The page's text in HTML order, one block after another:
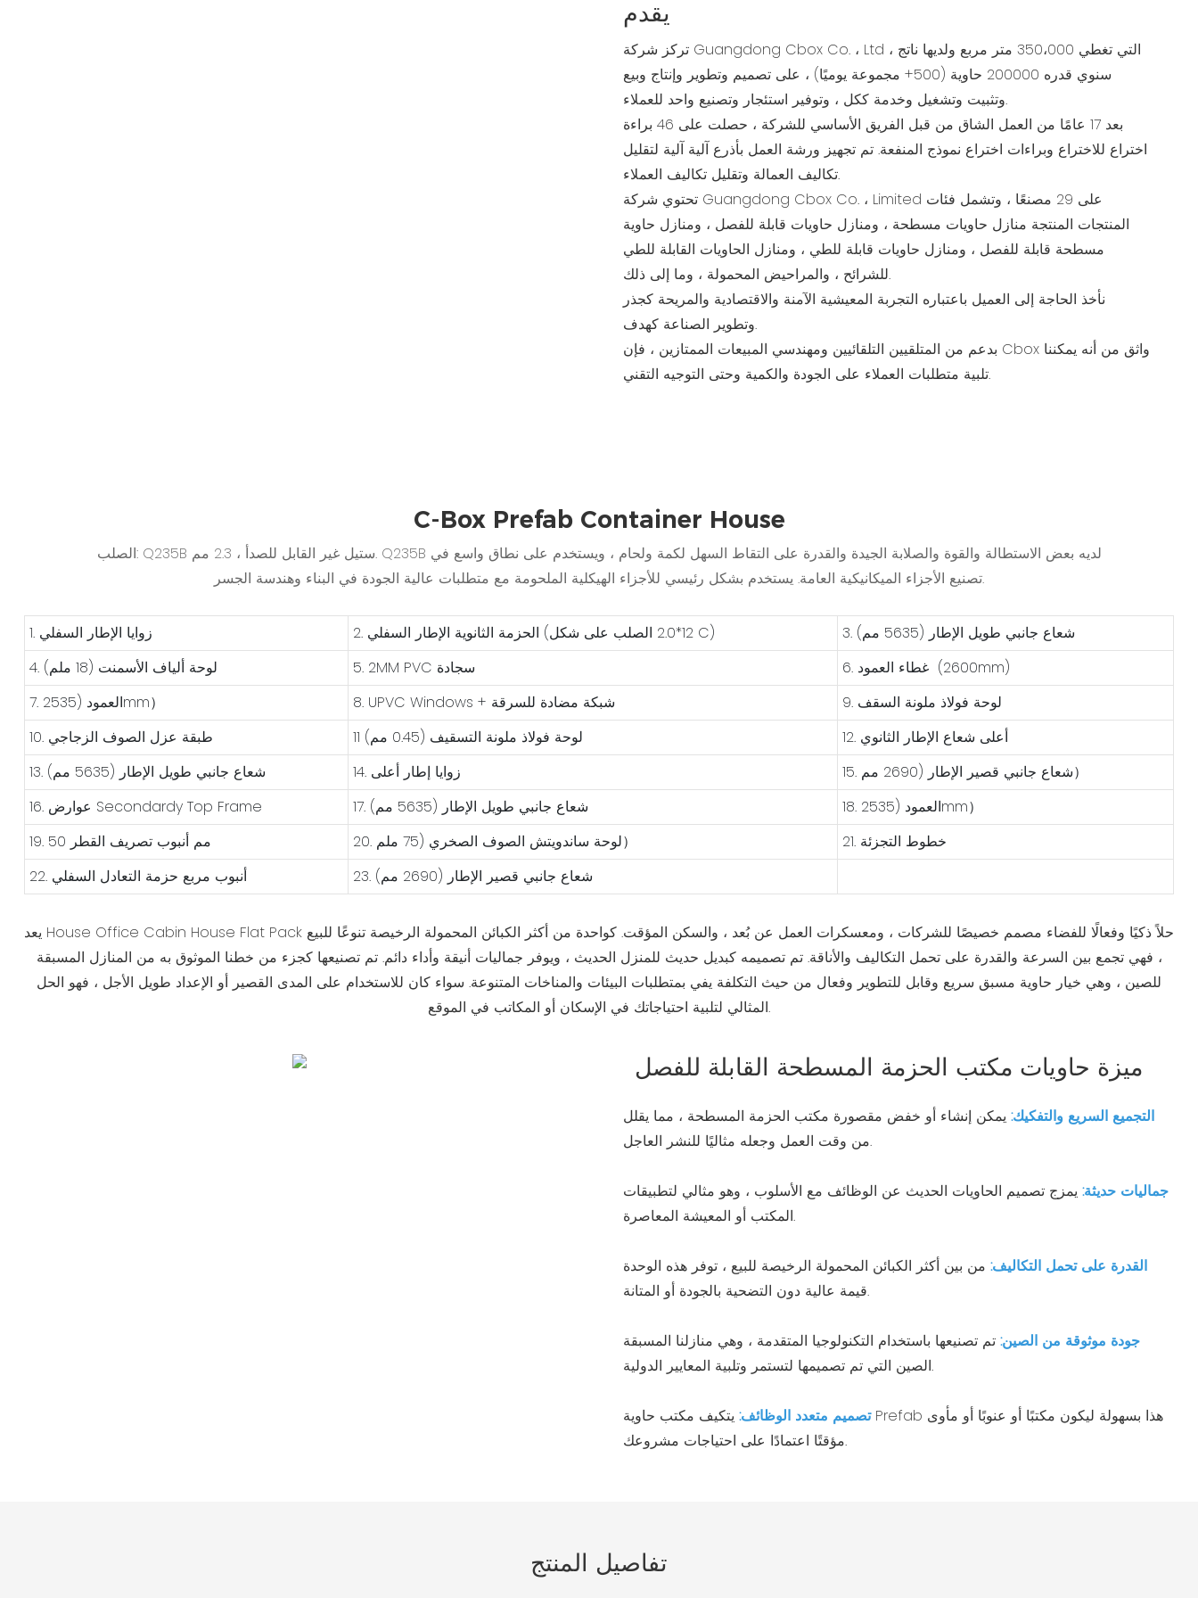
يقدم
تركز شركة Guangdong Cbox Co. ، Ltd ، التي تغطي 350،000 متر مربع ولديها ناتج
سنوي قدره 200000 حاوية (500+ مجموعة يوميًا) ، على تصميم وتطوير وإنتاج وبيع
وتثبيت وتشغيل وخدمة ككل ، وتوفير استئجار وتصنيع واحد للعملاء.
بعد 17 عامًا من العمل الشاق من قبل الفريق الأساسي للشركة ، حصلت على 46 براءة
اختراع للاختراع وبراءات اختراع نموذج المنفعة. تم تجهيز ورشة العمل بأذرع آلية آلية لتقليل
تكاليف العمالة وتقليل تكاليف العملاء.
تحتوي شركة Guangdong Cbox Co. ، Limited على 29 مصنعًا ، وتشمل فئات
المنتجات المنتجة منازل حاويات مسطحة ، ومنازل حاويات قابلة للفصل ، ومنازل حاوية
مسطحة قابلة للفصل ، ومنازل حاويات قابلة للطي ، ومنازل الحاويات القابلة للطي
للشرائح ، والمراحيض المحمولة ، وما إلى ذلك.
نأخذ الحاجة إلى العميل باعتباره التجربة المعيشية الآمنة والاقتصادية والمريحة كجذر
وتطوير الصناعة كهدف.
بدعم من المتلقيين التلقائيين ومهندسي المبيعات الممتازين ، فإن Cbox واثق من أنه يمكننا
تلبية متطلبات العملاء على الجودة والكمية وحتى التوجيه التقني.
C-Box Prefab Container House
الصلب: Q235B ستيل غير القابل للصدأ ، 2.3 مم. Q235B لديه بعض الاستطالة والقوة والصلابة الجيدة والقدرة على التقاط السهل لكمة ولحام ، ويستخدم على نطاق واسع في
تصنيع الأجزاء الميكانيكية العامة. يستخدم بشكل رئيسي للأجزاء الهيكلية الملحومة مع متطلبات عالية الجودة في البناء وهندسة الجسر.
1. زوايا الإطار السفلي 2. الحزمة الثانوية الإطار السفلي (12*2.0 الصلب على شكل C)
3. شعاع جانبي طويل الإطار (5635 مم)
4. لوحة ألياف الأسمنت (18 ملم)
5. 2MM PVC سجادة
6. غطاء العمود (2600mm)
7. العمود (2535mm）
8. UPVC Windows + شبكة مضادة للسرقة
9. لوحة فولاذ ملونة السقف
10. طبقة عزل الصوف الزجاجي
11 لوحة فولاذ ملونة التسقيف (0.45 مم)
12. أعلى شعاع الإطار الثانوي
13. شعاع جانبي طويل الإطار (5635 مم)
14. زوايا إطار أعلى
15. شعاع جانبي قصير الإطار (2690 مم）
16. عوارض Secondardy Top Frame
17. شعاع جانبي طويل الإطار (5635 مم)
18. العمود (2535mm）
19. 50 مم أنبوب تصريف القطر
20. لوحة ساندويتش الصوف الصخري (75 ملم）
21. خطوط التجزئة
22. أنبوب مربع حزمة التعادل السفلي
23. شعاع جانبي قصير الإطار (2690 مم)
يعد House Office Cabin House Flat Pack حلاً ذكيًا وفعالًا للفضاء مصمم خصيصًا للشركات ، ومعسكرات العمل عن بُعد ، والسكن المؤقت. كواحدة من أكثر الكبائن المحمولة الرخيصة تنوعًا للبيع
، فهي تجمع بين السرعة والقدرة على تحمل التكاليف والأناقة. تم تصميمه كبديل حديث للمنزل الحديث ، ويوفر جماليات أنيقة وأداء دائم. تم تصنيعها كجزء من خطنا الموثوق به من المنازل المسبقة
للصين ، وهي خيار حاوية مسبق سريع وقابل للتطوير وفعال من حيث التكلفة يفي بمتطلبات البيئات والمناخات المتنوعة. سواء كان للاستخدام على المدى القصير أو الإعداد طويل الأجل ، فهو الحل
المثالي لتلبية احتياجاتك في الإسكان أو المكاتب في الموقع.
ميزة حاويات مكتب الحزمة المسطحة القابلة للفصل
التجميع السريع والتفكيك:يمكن إنشاء أو خفض مقصورة مكتب الحزمة المسطحة ، مما يقلل
من وقت العمل وجعله مثاليًا للنشر العاجل.
جماليات حديثة:يمزج تصميم الحاويات الحديث عن الوظائف مع الأسلوب ، وهو مثالي لتطبيقات
المكتب أو المعيشة المعاصرة.
القدرة على تحمل التكاليف: من بين أكثر الكبائن المحمولة الرخيصة للبيع ، توفر هذه الوحدة
قيمة عالية دون التضحية بالجودة أو المتانة.
جودة موثوقة من الصين:تم تصنيعها باستخدام التكنولوجيا المتقدمة ، وهي منازلنا المسبقة
الصين التي تم تصميمها لتستمر وتلبية المعايير الدولية.
تصميم متعدد الوظائف:يتكيف مكتب حاوية Prefab هذا بسهولة ليكون مكتبًا أو عنوبًا أو مأوى
مؤقتًا اعتمادًا على احتياجات مشروعك.
تفاصيل المنتج